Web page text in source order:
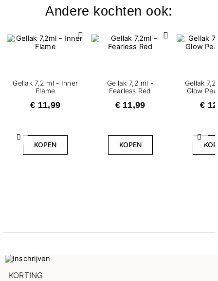
Andere kochten ook:
Vorige
Gellak 7,2 ml - Inner
Flame
€ 11,99
KOPEN
Gellak 7,2 ml -
Fearless Red
€ 11,99
KOPEN
Gellak
Glow
€
KORTING